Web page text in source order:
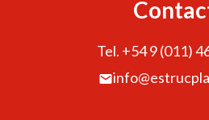
Tel. +54 9 (011)